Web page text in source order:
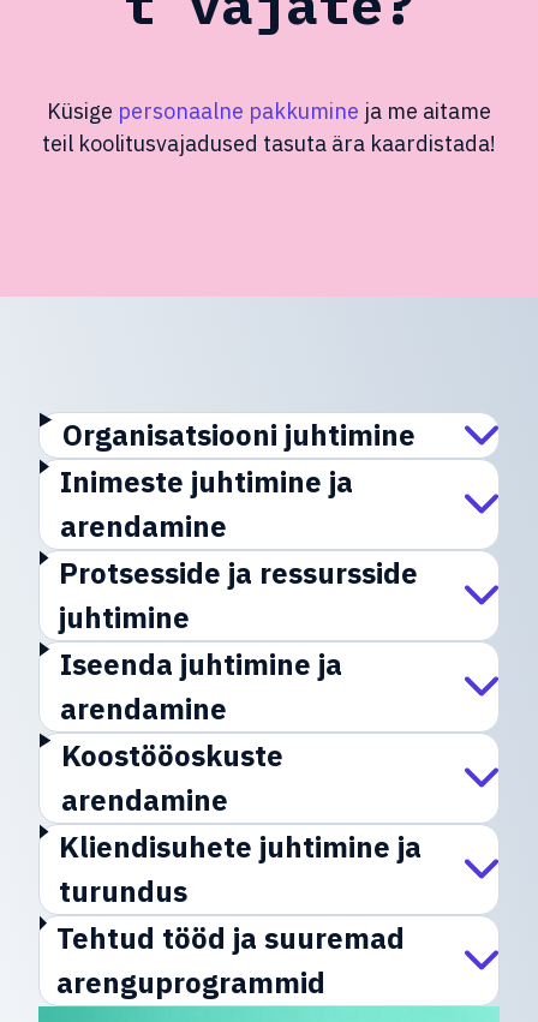
Küsige personaalne pakkumine ja me aitame
teil koolitusvajadused tasuta ära kaardistada!
Organisatsiooni juhtimine
Inimeste juhtimine ja
arendamine
Protsesside ja ressursside
juhtimine
Iseenda juhtimine ja
arendamine
Koostööoskuste
arendamine
Kliendisuhete juhtimine ja
turundus
Tehtud tööd ja suuremad
arenguprogrammid